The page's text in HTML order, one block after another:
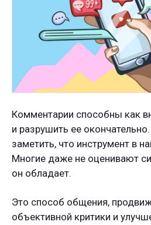
Комментарии способны как
и разрушить ее
заметить, что инструмент в
Многие даже не оценивают
он обладает.
Это способ общения,
объективной критики и